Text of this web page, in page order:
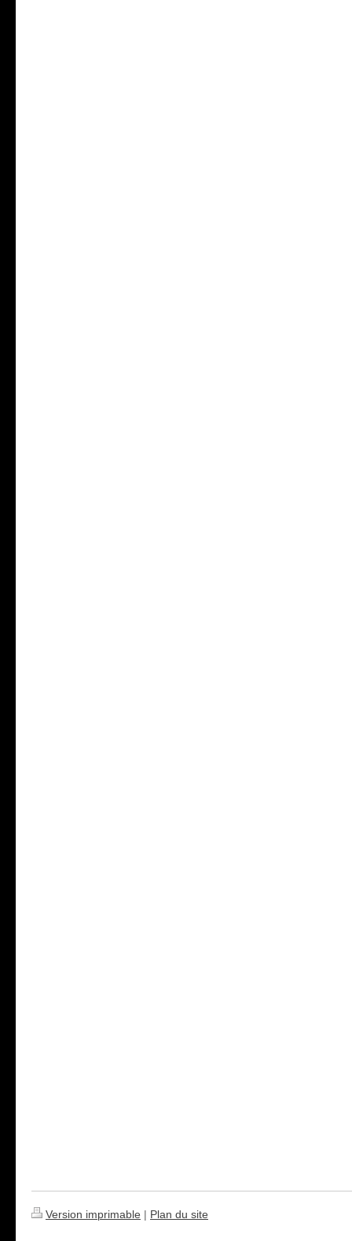
Version imprimable Plan du site